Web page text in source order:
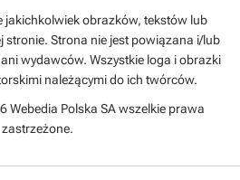
jakichkolwiek obrazków, tekstów lub
stronie. Strona nie jest powiązana i/lub
wydawców. Wszystkie loga i obrazki
należącymi do ich twórców.
Webedia Polska SA wszelkie prawa
zastrzeżone.